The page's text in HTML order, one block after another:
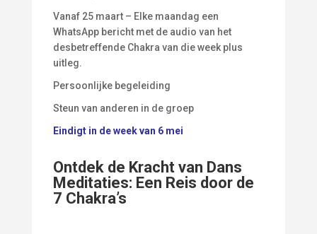
Vanaf 25 maart – Elke maandag een
WhatsApp bericht met de audio van het
desbetreffende Chakra van die week plus
uitleg.
Persoonlijke begeleiding
Steun van anderen in de groep
Eindigt in de week van 6 mei
Ontdek de Kracht van Dans
Meditaties: Een Reis door de
7 Chakra’s